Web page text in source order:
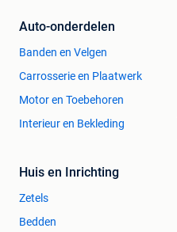
Auto-onderdelen
Banden en Velgen
Carrosserie en Plaatwerk
Motor en Toebehoren
Interieur en Bekleding
Huis en Inrichting
Zetels
Bedden